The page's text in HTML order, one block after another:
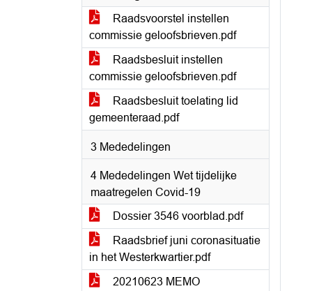
Raadsvoorstel instellen
commissie geloofsbrieven.pdf
Raadsbesluit instellen
commissie geloofsbrieven.pdf
Raadsbesluit toelating lid
gemeenteraad.pdf
3 Mededelingen
4 Mededelingen Wet tijdelijke
maatregelen Covid-19
Dossier 3546 voorblad.pdf
Raadsbrief juni coronasituatie
in het Westerkwartier.pdf
20210623 MEMO